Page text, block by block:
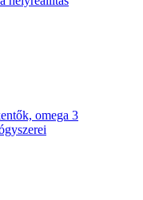
omega 3